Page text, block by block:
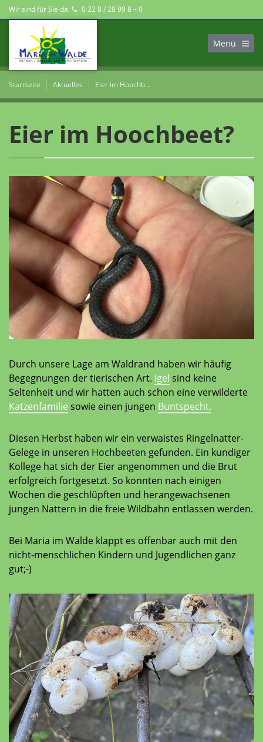
Wir sind für Sie da: 0 22 8 / 28 99 8 – 0
Menü
Startseite Aktuelles Eier im Hoochbeet?
Eier im Hoochbeet?
Durch unsere Lage am Waldrand haben wir häufig
Begegnungen der tierischen Art. Igel sind keine
Seltenheit und wir hatten auch schon eine verwilderte
Katzenfamilie sowie einen jungen Buntspecht.
Diesen Herbst haben wir ein verwaistes Ringelnatter-
Gelege in unseren Hochbeeten gefunden. Ein kundiger
Kollege hat sich der Eier angenommen und die Brut
erfolgreich fortgesetzt. So konnten nach einigen
Wochen die geschlüpften und herangewachsenen
jungen Nattern in die freie Wildbahn entlassen werden.
Bei Maria im Walde klappt es offenbar auch mit den
nicht-menschlichen Kindern und Jugendlichen ganz
gut;-)